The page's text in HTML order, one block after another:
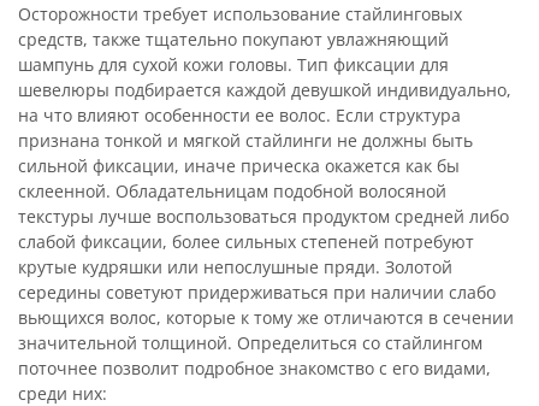
Осторожности требует использование стайлинговых
средств, также тщательно покупают увлажняющий
шампунь для сухой кожи головы. Тип фиксации для
шевелюры подбирается каждой девушкой индивидуально,
на что влияют особенности ее волос. Если структура
признана тонкой и мягкой стайлинги не должны быть
сильной фиксации, иначе прическа окажется как бы
склеенной. Обладательницам подобной волосяной
текстуры лучше воспользоваться продуктом средней либо
слабой фиксации, более сильных степеней потребуют
крутые кудряшки или непослушные пряди. Золотой
середины советуют придерживаться при наличии слабо
вьющихся волос, которые к тому же отличаются в сечении
значительной толщиной. Определиться со стайлингом
поточнее позволит подробное знакомство с его видами,
среди них: